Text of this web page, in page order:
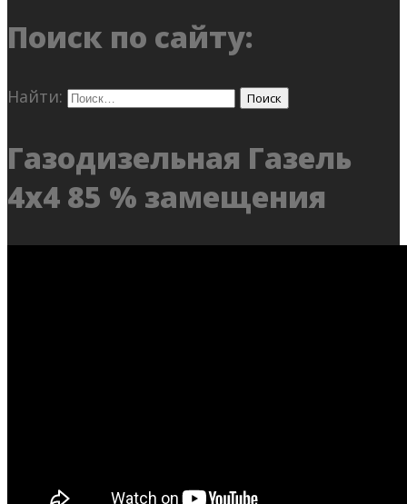
Поиск по сайту:
Найти:
Газодизельная Газель
4х4 85 % замещения